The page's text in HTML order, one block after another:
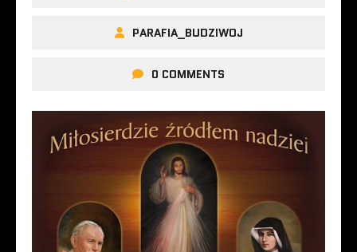
PARAFIA_BUDZIWOJ
0 COMMENTS